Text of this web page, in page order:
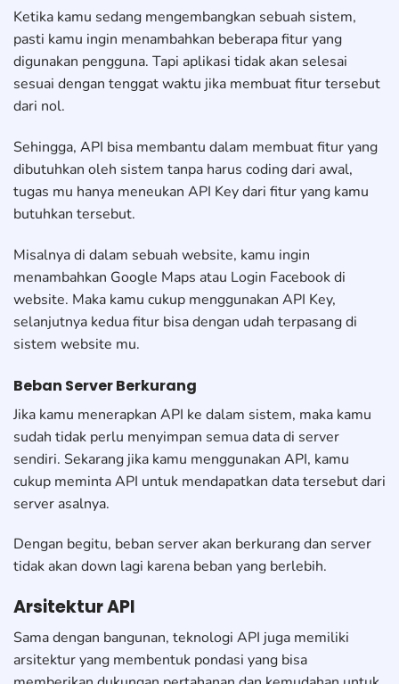
Ketika kamu sedang mengembangkan sebuah sistem,
pasti kamu ingin menambahkan beberapa fitur yang
digunakan pengguna. Tapi aplikasi tidak akan selesai
sesuai dengan tenggat waktu jika membuat fitur tersebut
dari nol.
Sehingga, API bisa membantu dalam membuat fitur yang
dibutuhkan oleh sistem tanpa harus coding dari awal,
tugas mu hanya meneukan API Key dari fitur yang kamu
butuhkan tersebut.
Misalnya di dalam sebuah website, kamu ingin
menambahkan Google Maps atau Login Facebook di
website. Maka kamu cukup menggunakan API Key,
selanjutnya kedua fitur bisa dengan udah terpasang di
sistem website mu.
Beban Server Berkurang
Jika kamu menerapkan API ke dalam sistem, maka kamu
sudah tidak perlu menyimpan semua data di server
sendiri. Sekarang jika kamu menggunakan API, kamu
cukup meminta API untuk mendapatkan data tersebut dari
server asalnya.
Dengan begitu, beban server akan berkurang dan server
tidak akan down lagi karena beban yang berlebih.
Arsitektur API
Sama dengan bangunan, teknologi API juga memiliki
arsitektur yang membentuk pondasi yang bisa